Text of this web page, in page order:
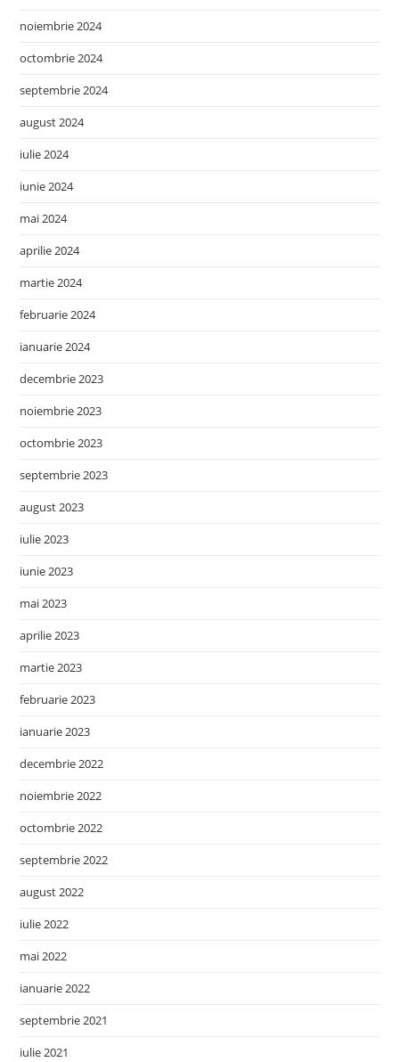
noiembrie 2024
octombrie 2024
septembrie 2024
august 2024
iulie 2024
iunie 2024
mai 2024
aprilie 2024
martie 2024
februarie 2024
ianuarie 2024
decembrie 2023
noiembrie 2023
octombrie 2023
septembrie 2023
august 2023
iulie 2023
iunie 2023
mai 2023
aprilie 2023
martie 2023
februarie 2023
ianuarie 2023
decembrie 2022
noiembrie 2022
octombrie 2022
septembrie 2022
august 2022
iulie 2022
mai 2022
ianuarie 2022
septembrie 2021
iulie 2021